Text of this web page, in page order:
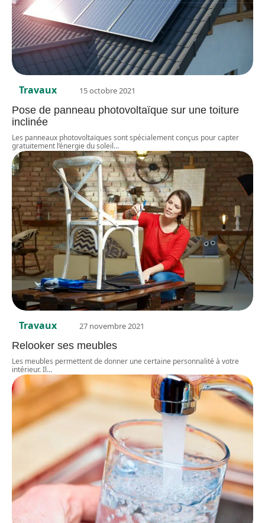
Travaux 15 octobre 2021
Pose de panneau photovoltaïque sur une toiture
inclinée
Les panneaux photovoltaïques sont spécialement conçus pour capter
gratuitement l’énergie du soleil…
Travaux 27 novembre 2021
Relooker ses meubles
Les meubles permettent de donner une certaine personnalité à votre
intérieur. Il…